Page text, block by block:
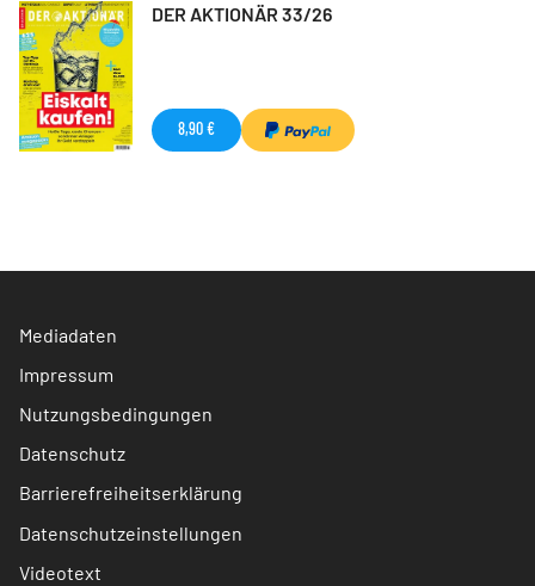
DER AKTIONÄR 33/26
8,90 €
Mediadaten
Impressum
Nutzungsbedingungen
Datenschutz
Barrierefreiheitserklärung
Datenschutzeinstellungen
Videotext